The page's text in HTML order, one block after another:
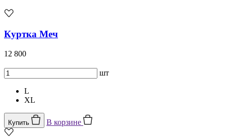
Куртка Меч
12 800
шт
L
XL
Купить В корзине